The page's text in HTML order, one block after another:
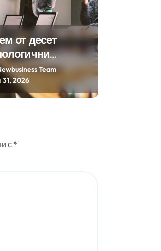
от десет
у нас
хибридна
Team
2026
с *